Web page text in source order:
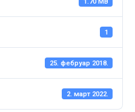
1
25. фебруар 2018.
2. март 2022.